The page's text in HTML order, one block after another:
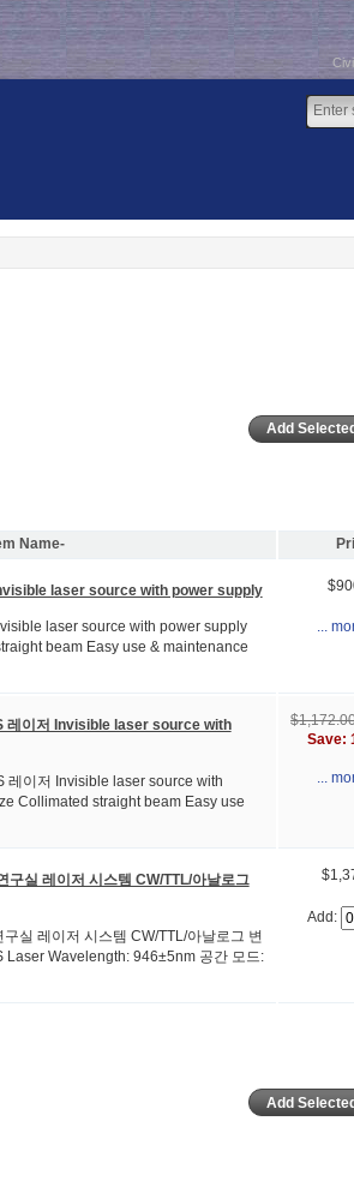
Name-
laser source with power supply
laser source with power supply
beam Easy use & maintenance
...
레이저 Invisible laser source with
레이저 Invisible laser source with
Collimated straight beam Easy use
Save:
...
실 레이저 시스템 CW/TTL/아날로그
실 레이저 시스템 CW/TTL/아날로그 변
Wavelength: 946±5nm 공간 모드:
Add: